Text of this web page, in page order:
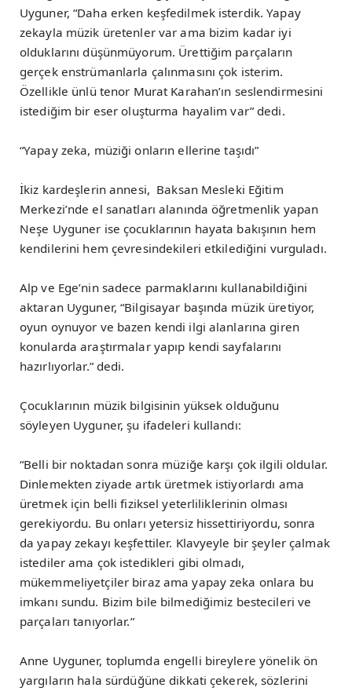
Uyguner, “Daha erken keşfedilmek isterdik. Yapay
zekayla müzik üretenler var ama bizim kadar iyi
olduklarını düşünmüyorum. Ürettiğim parçaların
gerçek enstrümanlarla çalınmasını çok isterim.
Özellikle ünlü tenor Murat Karahan’ın seslendirmesini
istediğim bir eser oluşturma hayalim var” dedi.
“Yapay zeka, müziği onların ellerine taşıdı”
İkiz kardeşlerin annesi, Baksan Mesleki Eğitim
Merkezi’nde el sanatları alanında öğretmenlik yapan
Neşe Uyguner ise çocuklarının hayata bakışının hem
kendilerini hem çevresindekileri etkilediğini vurguladı.
Alp ve Ege’nin sadece parmaklarını kullanabildiğini
aktaran Uyguner, “Bilgisayar başında müzik üretiyor,
oyun oynuyor ve bazen kendi ilgi alanlarına giren
konularda araştırmalar yapıp kendi sayfalarını
hazırlıyorlar.” dedi.
Çocuklarının müzik bilgisinin yüksek olduğunu
söyleyen Uyguner, şu ifadeleri kullandı:
“Belli bir noktadan sonra müziğe karşı çok ilgili oldular.
Dinlemekten ziyade artık üretmek istiyorlardı ama
üretmek için belli fiziksel yeterliliklerinin olması
gerekiyordu. Bu onları yetersiz hissettiriyordu, sonra
da yapay zekayı keşfettiler. Klavyeyle bir şeyler çalmak
istediler ama çok istedikleri gibi olmadı,
mükemmeliyetçiler biraz ama yapay zeka onlara bu
imkanı sundu. Bizim bile bilmediğimiz bestecileri ve
parçaları tanıyorlar.”
Anne Uyguner, toplumda engelli bireylere yönelik ön
yargıların hala sürdüğüne dikkati çekerek, sözlerini